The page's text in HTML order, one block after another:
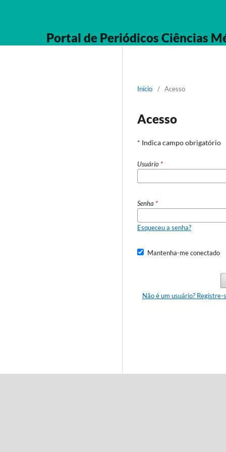
Portal de Periódicos Ciências
Início / Acesso
Acesso
* Indica campo obrigatório
Usuário *
Senha *
Esqueceu a senha?
Mantenha-me conectado
Não é um usuário? Registre-